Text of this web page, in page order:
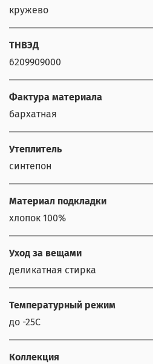
кружево
ТНВЭД
6209909000
Фактура материала
бархатная
Утеплитель
синтепон
Материал подкладки
хлопок 100%
Уход за вещами
деликатная стирка
Температурный режим
до -25С
Коллекция